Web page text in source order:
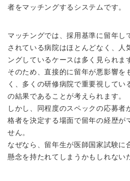
者をマッチングするシステムです。
マッチングでは、採用基準に留年し
されている病院はほとんどなく、人
ングしているケースは多く見られま
そのため、直接的に留年が悪影響を
く、多くの研修病院で重要視してい
の結果であることが考えられます。
しかし、同程度のスペックの応募者
格者を決定する場面で留年の経歴が
せん。
なぜなら、留年生が医師国家試験に
懸念を持たれてしまうかもしれない